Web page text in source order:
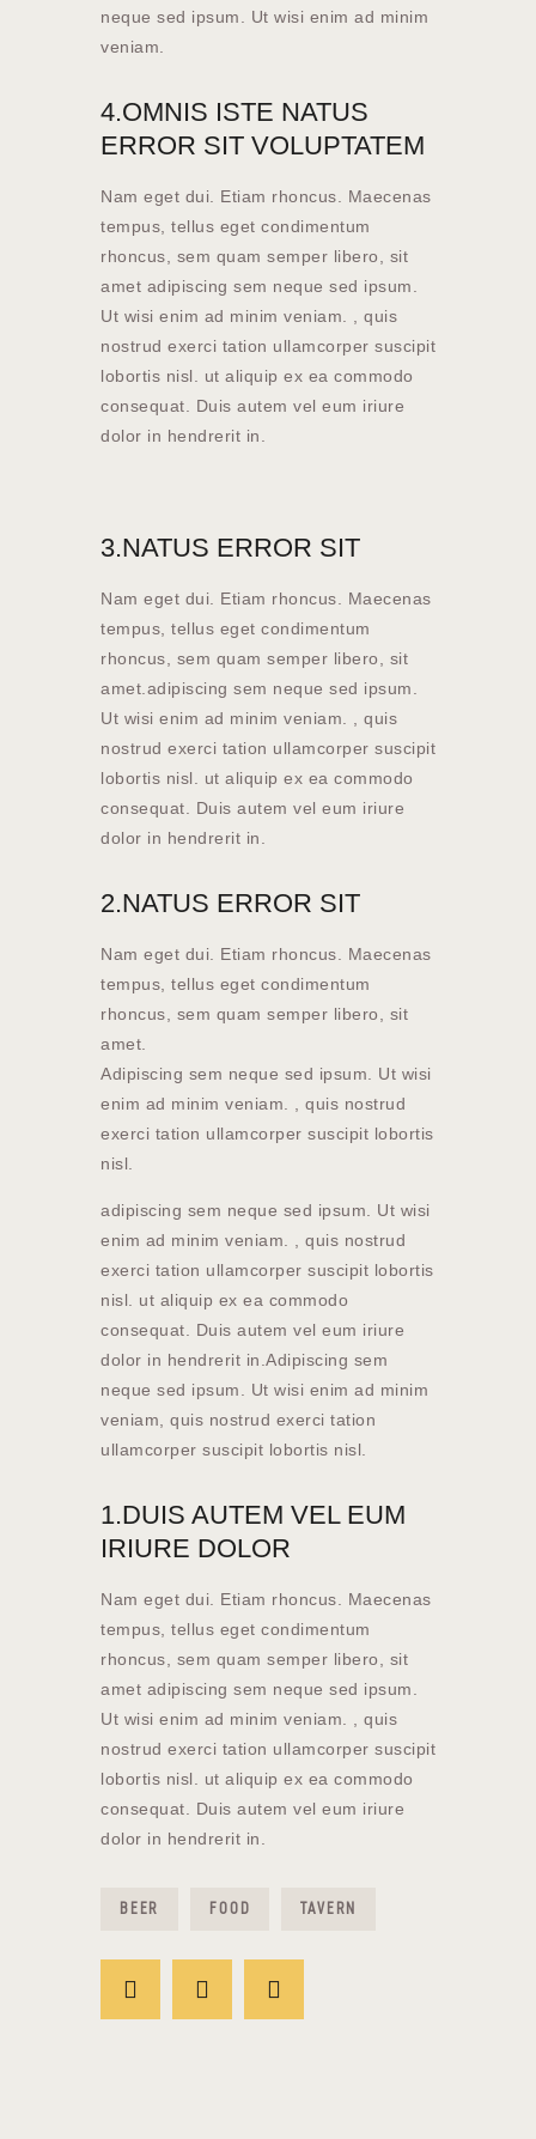
neque sed ipsum. Ut wisi enim ad minim
veniam.
4.OMNIS ISTE NATUS
ERROR SIT VOLUPTATEM
Nam eget dui. Etiam rhoncus. Maecenas
tempus, tellus eget condimentum
rhoncus, sem quam semper libero, sit
amet adipiscing sem neque sed ipsum.
Ut wisi enim ad minim veniam. , quis
nostrud exerci tation ullamcorper suscipit
lobortis nisl. ut aliquip ex ea commodo
consequat. Duis autem vel eum iriure
dolor in hendrerit in.
3.NATUS ERROR SIT
Nam eget dui. Etiam rhoncus. Maecenas
tempus, tellus eget condimentum
rhoncus, sem quam semper libero, sit
amet.adipiscing sem neque sed ipsum.
Ut wisi enim ad minim veniam. , quis
nostrud exerci tation ullamcorper suscipit
lobortis nisl. ut aliquip ex ea commodo
consequat. Duis autem vel eum iriure
dolor in hendrerit in.
2.NATUS ERROR SIT
Nam eget dui. Etiam rhoncus. Maecenas
tempus, tellus eget condimentum
rhoncus, sem quam semper libero, sit
amet.
Adipiscing sem neque sed ipsum. Ut wisi
enim ad minim veniam. , quis nostrud
exerci tation ullamcorper suscipit lobortis
nisl.
adipiscing sem neque sed ipsum. Ut wisi
enim ad minim veniam. , quis nostrud
exerci tation ullamcorper suscipit lobortis
nisl. ut aliquip ex ea commodo
consequat. Duis autem vel eum iriure
dolor in hendrerit in.Adipiscing sem
neque sed ipsum. Ut wisi enim ad minim
veniam, quis nostrud exerci tation
ullamcorper suscipit lobortis nisl.
1.DUIS AUTEM VEL EUM
IRIURE DOLOR
Nam eget dui. Etiam rhoncus. Maecenas
tempus, tellus eget condimentum
rhoncus, sem quam semper libero, sit
amet adipiscing sem neque sed ipsum.
Ut wisi enim ad minim veniam. , quis
nostrud exerci tation ullamcorper suscipit
lobortis nisl. ut aliquip ex ea commodo
consequat. Duis autem vel eum iriure
dolor in hendrerit in.
BEER FOOD TAVERN